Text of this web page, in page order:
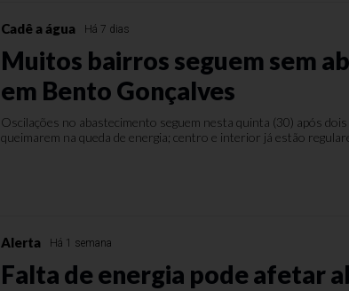
Cadê a água Há 7 dias
Muitos bairros seguem sem
em Bento Gonçalves
Oscilações no abastecimento seguem nesta quinta (30) após
queimarem na queda de energia; centro e interior já estão
Alerta Há 1 semana
Falta de energia pode afetar